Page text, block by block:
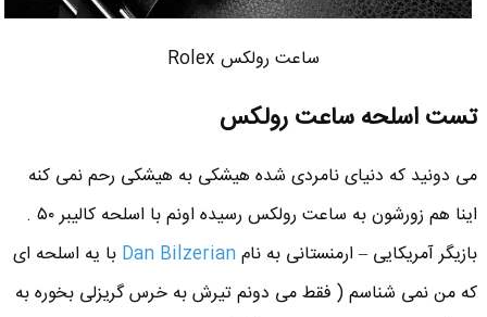
ساعت رولکس Rolex
تست اسلحه ساعت رولکس
می دونید که دنیای نامردی شده هیشکی به هیشکی رحم نمی کنه
اینا هم زورشون به ساعت رولکس رسیده اونم با اسلحه کالیبر ۵۰ .
بازیگر آمریکایی – ارمنستانی به نامDan Bilzerian با یه اسلحه ای
که من نمی شناسم ( فقط می دونم تیرش به خرس گریزلی بخوره به